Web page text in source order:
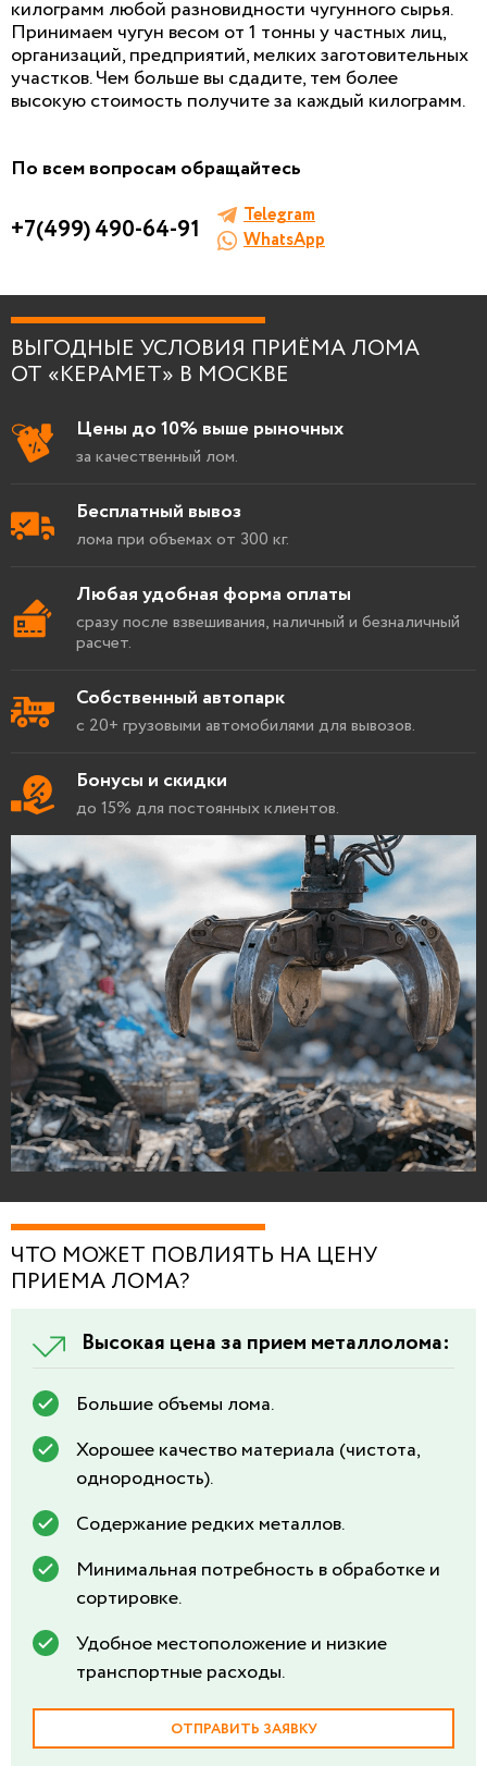
килограмм любой разновидности чугунного сырья.
Принимаем чугун весом от 1 тонны у частных лиц,
организаций, предприятий, мелких заготовительных
участков. Чем больше вы сдадите, тем более
высокую стоимость получите за каждый килограмм.
По всем вопросам обращайтесь
+7(499) 490-64-91
Telegram
WhatsApp
ВЫГОДНЫЕ УСЛОВИЯ ПРИЁМА ЛОМА
ОТ «КЕРАМЕТ» В МОСКВЕ
Цены до 10% выше рыночных
за качественный лом.
Бесплатный вывоз
лома при объемах от 300 кг.
Любая удобная форма оплаты
сразу после взвешивания, наличный и безналичный
расчет.
Собственный автопарк
с 20+ грузовыми автомобилями для вывозов.
Бонусы и скидки
до 15% для постоянных клиентов.
ЧТО МОЖЕТ ПОВЛИЯТЬ НА ЦЕНУ
ПРИЕМА ЛОМА?
Высокая цена за прием металлолома:
Большие объемы лома.
Хорошее качество материала (чистота,
однородность).
Содержание редких металлов.
Минимальная потребность в обработке и
сортировке.
Удобное местоположение и низкие
транспортные расходы.
ОТПРАВИТЬ ЗАЯВКУ